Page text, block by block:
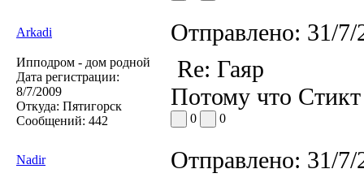
Arkadi Отправлено: 31/
Ипподром - дом родной
Дата регистрации:
8/7/2009
Откуда: Пятигорск
Сообщений: 442
Re: Гаяр
Потому что
0 0
Nadir Отправлено: 31/